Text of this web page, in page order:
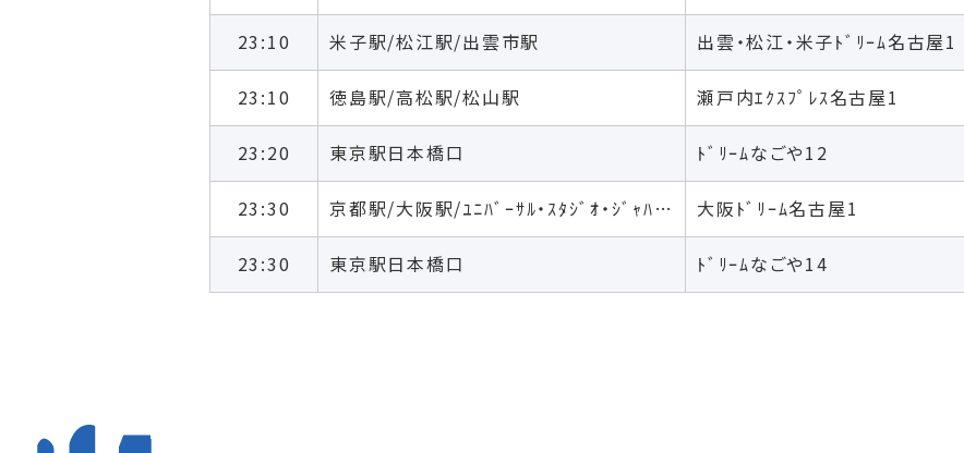
23:10 米子駅/松江駅/出雲市駅 出雲・松江・米子ﾄﾞﾘｰﾑ名古屋1
23:10 徳島駅/高松駅/松山駅 瀬戸内ｴｸｽﾌﾟﾚｽ名古屋1
23:20 東京駅日本橋口 ﾄﾞﾘｰﾑなごや12
23:30 京都駅/大阪駅/ﾕﾆﾊﾞｰｻﾙ・ｽﾀｼﾞｵ・ｼﾞｬﾊﾟﾝ 大阪ﾄﾞﾘｰﾑ名古屋1
23:30 東京駅日本橋口 ﾄﾞﾘｰﾑなごや14